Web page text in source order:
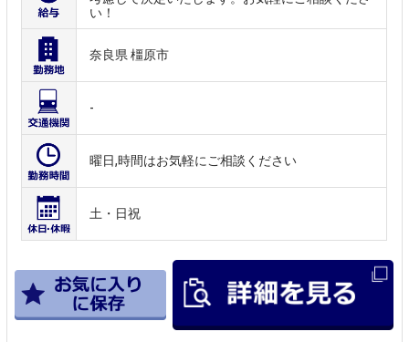
い！
奈良県 橿原市
-
曜日,時間はお気軽にご相談ください
土・日祝